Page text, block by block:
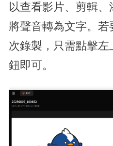
以查看影片、剪輯
將聲音轉為文字。
次錄製，只需點擊
鈕即可。